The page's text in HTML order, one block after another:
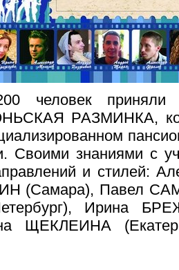
человек
РАЗМИНКА,
Своими знаниями с
и стилей:
(Самара), Павел
Ирина
ЩЕКЛЕИНА